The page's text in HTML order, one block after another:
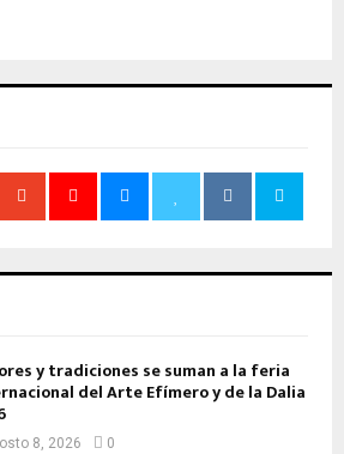
y tradiciones se suman a la feria
del Arte Efímero y de la Dalia
8, 2026 0